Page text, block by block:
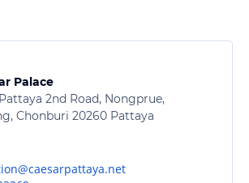
Palace
2nd Road, Nongprue,
Chonburi 20260 Pattaya